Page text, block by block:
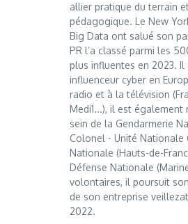
allier pratique du terrain
pédagogique. Le New
Big Data ont salué son
PR l’a classé parmi les
plus influentes en 2023. Il
influenceur cyber en
radio et à la télévision
Medi1...), il est
sein de la Gendarmerie
Colonel - Unité Nationale
Nationale (Hauts-de-
Défense Nationale
volontaires, il poursuit
de son entreprise
2022.